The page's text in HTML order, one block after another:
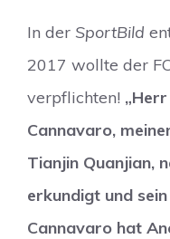
In der SportBild
2017 wollte der
verpflichten!
Cannavaro,
Tianjin Quanjian,
erkundigt und
Cannavaro hat